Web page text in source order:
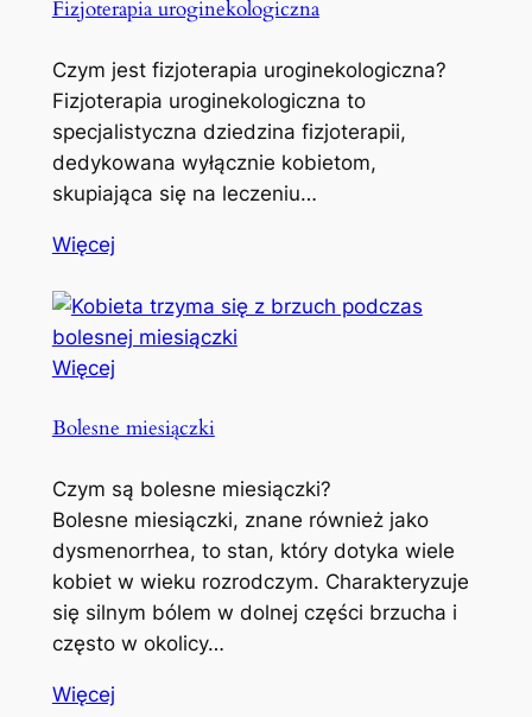
Fizjoterapia uroginekologiczna
Czym jest fizjoterapia uroginekologiczna?
Fizjoterapia uroginekologiczna to
specjalistyczna dziedzina fizjoterapii,
dedykowana wyłącznie kobietom,
skupiająca się na leczeniu…
Więcej
Więcej
Bolesne miesiączki
Czym są bolesne miesiączki?
Bolesne miesiączki, znane również jako
dysmenorrhea, to stan, który dotyka wiele
kobiet w wieku rozrodczym. Charakteryzuje
się silnym bólem w dolnej części brzucha i
często w okolicy…
Więcej